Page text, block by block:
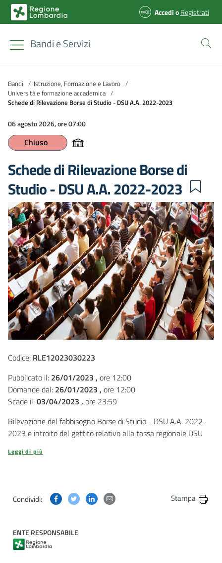
AccedioRegistrati
Bandi e Servizi
Bandi / Istruzione, Formazione e Lavoro /
Università e formazione accademica /
Schede di Rilevazione Borse di Studio - DSU A.A. 2022-2023
06 agosto 2026, ore 07:00
Chiuso
Schede di Rilevazione Borse di
Studio - DSU A.A. 2022-2023
Codice: RLE12023030223
Pubblicato il: 26/01/2023 , ore 12:00
Domande dal: 26/01/2023 , ore 12:00
Scade il:03/04/2023 , ore 23:59
Rilevazione del fabbisogno Borse di Studio - DSU A.A. 2022-
2023 e introito del gettito relativo alla tassa regionale DSU
Leggi di più
Condividi: Condividi questa pagina su Facebook
Condividi questa pagina su Twitter
Condividi questa pagina su Linkedin
Condividi questa pagina via
Stampa
ENTE RESPONSABILE